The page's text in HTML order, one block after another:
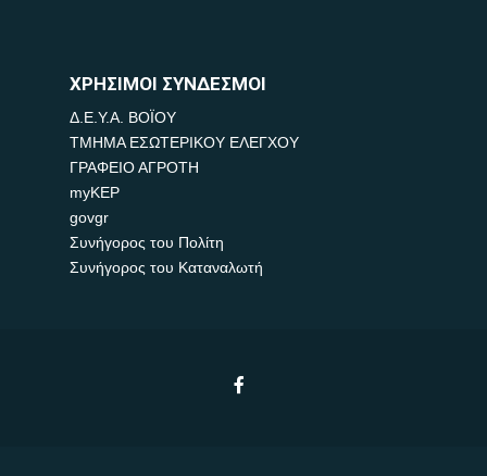
ΧΡΗΣΙΜΟΙ ΣΥΝΔΕΣΜΟΙ
Δ.Ε.Υ.Α. ΒΟΪΟΥ
ΤΜΗΜΑ ΕΣΩΤΕΡΙΚΟΥ ΕΛΕΓΧΟΥ
ΓΡΑΦΕΙΟ ΑΓΡΟΤΗ
myKEP
govgr
Συνήγορος του Πολίτη
Συνήγορος του Καταναλωτή